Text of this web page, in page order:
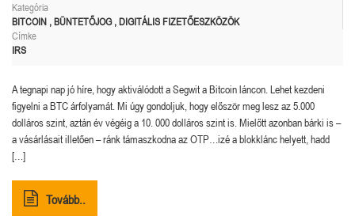
Kategória
BITCOIN , BÜNTETŐJOG, DIGITÁLIS FIZETŐESZKÖZÖK
Címke
IRS
A tegnapi nap jó híre, hogy aktiválódott a Segwit a Bitcoin láncon. Lehet kezdeni
figyelni a BTC árfolyamát. Mi úgy gondoljuk, hogy először meg lesz az 5.000
dolláros szint, aztán év végéig a 10. 000 dolláros szint is. Mielőtt azonban bárki is –
a vásárlásait illetően – ránk támaszkodna az OTP…izé a blokklánc helyett, hadd
[…]
Tovább..